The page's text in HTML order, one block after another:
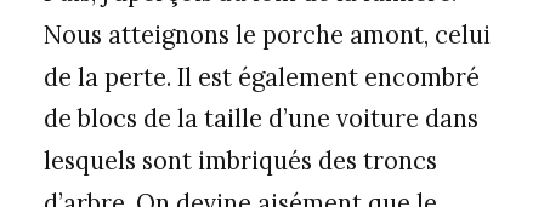
Nous atteignons le porche amont, celui
de la perte. Il est également encombré
de blocs de la taille d’une voiture dans
lesquels sont imbriqués des troncs